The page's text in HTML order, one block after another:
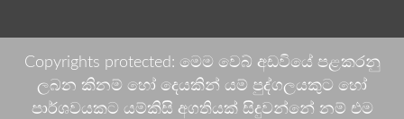
Copyrights protected: මෙම වෙබ් අඩවියේ පළකරනු
ලබන කිනම් හෝ දෙයකින් යම් පුද්ගලයකුට හෝ
පාර්ශවයකට යම්කිසි අගතියක් සිදුවන්නේ නම් එම